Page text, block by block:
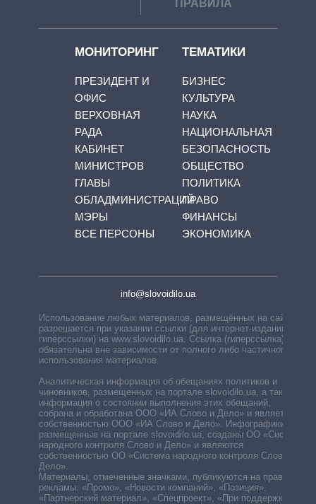
ПРАВИЛА
МОНИТОРИНГ
ПРЕЗИДЕНТ И
ОФИС
ВЕРХОВНАЯ
РАДА
КАБИНЕТ
МИНИСТРОВ
ГЛАВЫ
ОБЛАДМИНИСТРАЦИЙ
МЭРЫ
ВСЕ ПЕРСОНЫ
ТЕМАТИКИ
БИЗНЕС
КУЛЬТУРА
НАУКА
НАЦИОНАЛЬНАЯ
БЕЗОПАСНОСТЬ
ОБЩЕСТВО
ПОЛИТИКА
ПРАВО
ФИНАНСЫ
ЭКОНОМИКА
info@slovoidilo.ua
Использование любых материалов, размещённых на сайте,
разрешается при указании ссылки (для интернет-изданий —
гиперссылки) на www.slovoidilo.ua. Ссылка (гиперссылка)
обязательна вне зависимости от полного либо частичного
использования материалов.
Аналитическая информация об обещаниях политиков и
чиновников, размещенных на портале slovoidilo.ua, а также
информация о состоянии выполнения этих обещаний,
собрана и обработана ООО «ИА Слово и Дело» и является
собственностью ООО «ИА Слово и Дело». Инфографики,
размещенные на портале slovoidilo.ua, созданы ОО «Система
народного контроля Слово и Дело» и являются
собственностью ОО «Система народного контроля Слово и
Дело».
Материалы, отмеченные значками, публикуются на правах
рекламы: «Промо», «Новости компаний», «Позиция»,
«Партнерский материал», «Спецпроект», «При поддержке».